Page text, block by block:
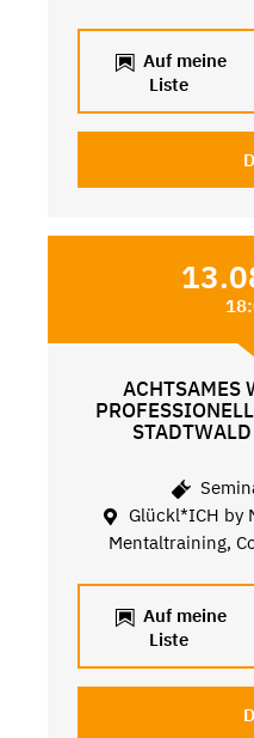
Auf meine
Liste
ACHTSAMES
Glückl*ICH by
Mentaltraining,
Auf meine
Liste